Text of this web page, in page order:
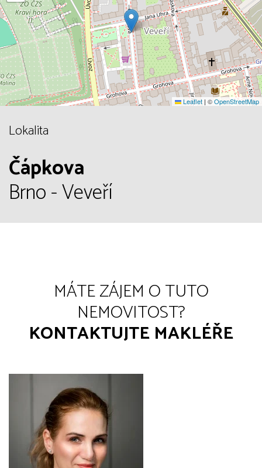
Leaflet | ©OpenStreetMap
Lokalita
Čápkova
Brno - Veveří
MÁTE ZÁJEM O TUTO
NEMOVITOST?
KONTAKTUJTE MAKLÉŘE